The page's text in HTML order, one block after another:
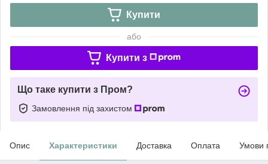
Купити
або
Купити з
Що таке купити з Пром?
Замовлення під захистом
Опис Характеристики Доставка Оплата Умови